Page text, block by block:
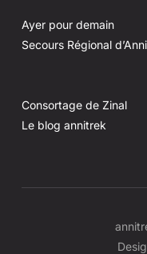
Ayer pour demain
Secours Régional
Consortage de Zinal
Le blog annitrek